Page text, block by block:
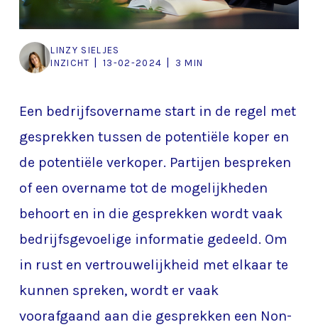
LINZY SIELJES
INZICHT
13-02-2024 3 MIN
Een bedrijfsovername start in de regel met
gesprekken tussen de potentiële koper en
de potentiële verkoper. Partijen bespreken
of een overname tot de mogelijkheden
behoort en in die gesprekken wordt vaak
bedrijfsgevoelige informatie gedeeld. Om
in rust en vertrouwelijkheid met elkaar te
kunnen spreken, wordt er vaak
voorafgaand aan die gesprekken een Non-